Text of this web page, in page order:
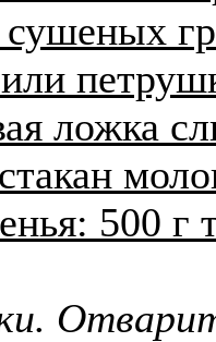
ложка
500 г